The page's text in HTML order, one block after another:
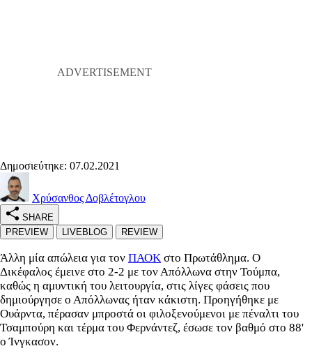
Δημοσιεύτηκε: 07.02.2021
Χρύσανθος Δοβλέτογλου
SHARE
PREVIEW
LIVEBLOG REVIEW
Άλλη μία απώλεια για τον ΠΑΟΚ στο Πρωτάθλημα. Ο
Δικέφαλος έμεινε στο 2-2 με τον Απόλλωνα στην Τούμπα,
καθώς η αμυντική του λειτουργία, στις λίγες φάσεις που
δημιούργησε ο Απόλλωνας ήταν κάκιστη. Προηγήθηκε με
Ουάρντα, πέρασαν μπροστά οι φιλοξενούμενοι με πέναλτι του
Τσαμπούρη και τέρμα του Φερνάντεζ, έσωσε τον βαθμό στο 88'
ο Ίνγκασον.